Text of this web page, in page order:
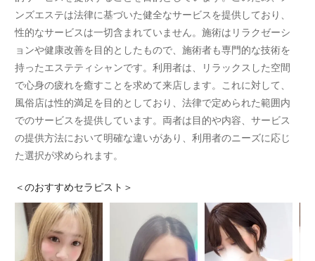
ンズエステは法律に基づいた健全なサービスを提供しており、
性的なサービスは一切含まれていません。施術はリラクゼーシ
ョンや健康改善を目的としたもので、施術者も専門的な技術を
持ったエステティシャンです。利用者は、リラックスした空間
で心身の疲れを癒すことを求めて来店します。これに対して、
風俗店は性的満足を目的としており、法律で定められた範囲内
でのサービスを提供しています。両者は目的や内容、サービス
の提供方法において明確な違いがあり、利用者のニーズに応じ
た選択が求められます。
＜のおすすめセラピスト＞